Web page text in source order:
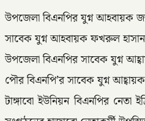
উপজেলা বিএনপির যুগ্ন আহবায়ক
সাবেক যুগ্ন আহবায়ক ফখরুল হাসান
উপজেলা বিএনপির সাবেক যুগ্ন
পৌর বিএনপি’র সাবেক যুগ্ন
টাঙ্গাবো ইউনিয়ন বিএনপির নেতা